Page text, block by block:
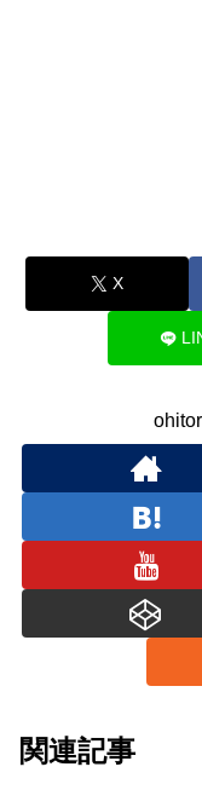
X
関連記事